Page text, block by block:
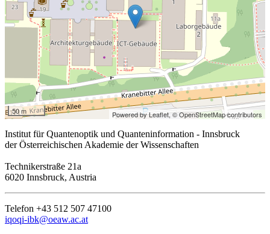
50 m Powered by Leaflet,© OpenStreetMap contributors
Institut für Quantenoptik und Quanteninformation - Innsbruck
der Österreichischen Akademie der Wissenschaften
Technikerstraße 21a
6020 Innsbruck, Austria
Telefon +43 512 507 47100
iqoqi-ibk@oeaw.ac.at